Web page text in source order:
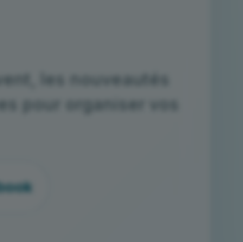
les nouveautés
pour organiser vos